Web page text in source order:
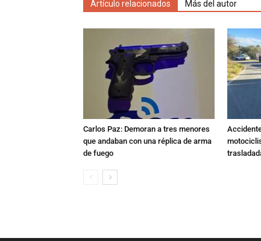
Artículo relacionados Más del autor
Carlos Paz: Demoran a tres menores
que andaban con una réplica de arma
de fuego